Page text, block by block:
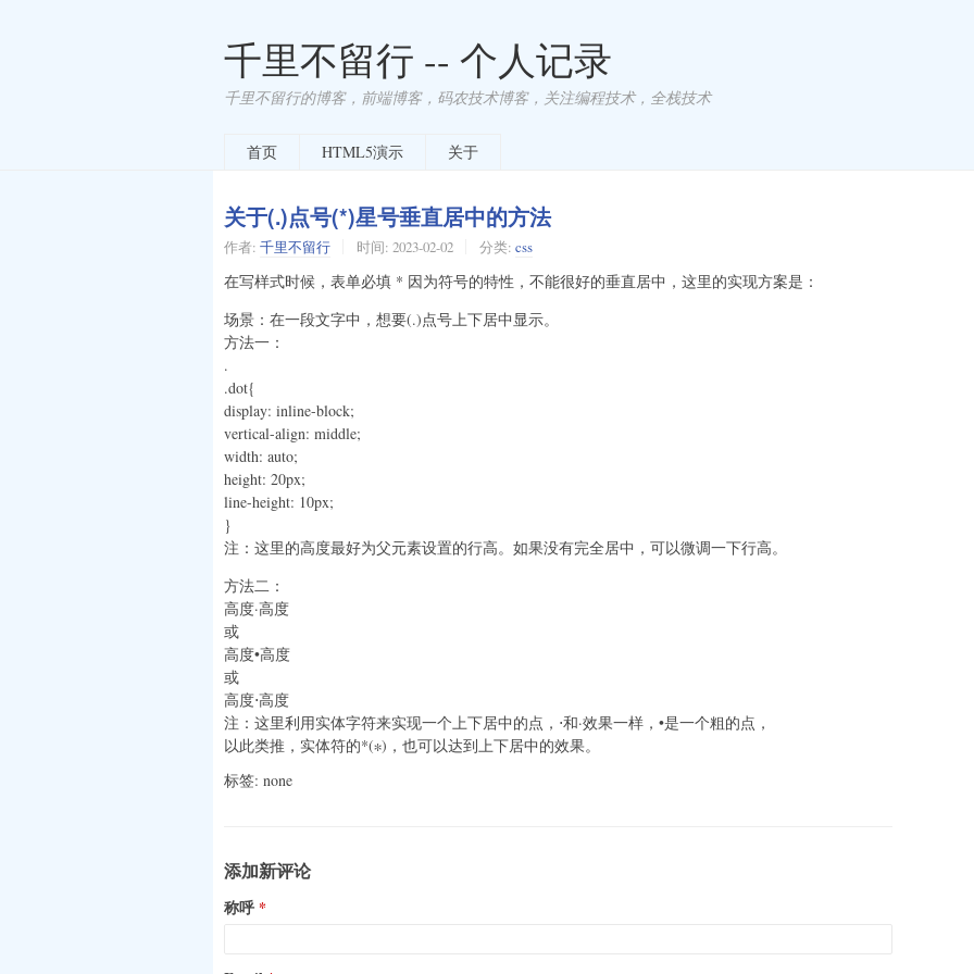
千里不留行 -- 个人记录
千里不留行的博客，前端博客，码农技术博客，关注编程技术，全栈技术
首页 HTML5演示 关于
关于(.)点号(*)星号垂直居中的方法
作者: 千里不留行 时间: 2023-02-02 分类: css
在写样式时候，表单必填 * 因为符号的特性，不能很好的垂直居中，这里的实现方案是：
场景：在一段文字中，想要(.)点号上下居中显示。
方法一：
.
.dot{
display: inline-block;
vertical-align: middle;
width: auto;
height: 20px;
line-height: 10px;
}
注：这里的高度最好为父元素设置的行高。如果没有完全居中，可以微调一下行高。
方法二：
高度·高度
或
高度•高度
或
高度⋅高度
注：这里利用实体字符来实现一个上下居中的点，⋅和·效果一样，•是一个粗的点，
以此类推，实体符的*(∗)，也可以达到上下居中的效果。
标签: none
添加新评论
称呼